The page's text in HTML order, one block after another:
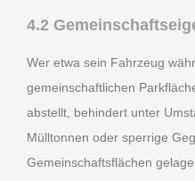
4.2
Wer etwa sein Fahrzeug
gemeinschaftlichen
abstellt, behindert unter
Mülltonnen oder sperrige
Gemeinschaftsflächen